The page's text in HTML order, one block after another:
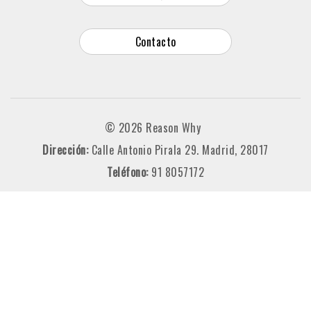
Contacto
© 2026 Reason Why
Dirección: Calle Antonio Pirala 29. Madrid, 28017
Teléfono: 91 8057172